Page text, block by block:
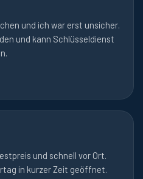
und ich war erst unsicher.
und kann Schlüsseldienst
und schnell vor Ort.
in kurzer Zeit geöffnet.